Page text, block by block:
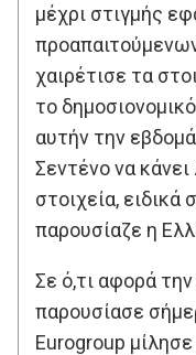
μέχρι στιγμής
χαιρέτισε τα
το
αυτήν την
Σεντένο να κάνει
στοιχεία,
παρουσίαζε η
Σε ό,τι αφορά
παρουσίασε
Eurogroup